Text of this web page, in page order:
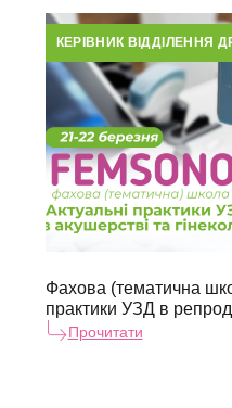
КЕРІВНИК ВІДДІЛЕННЯ
Фахова (тематична
практики УЗД в
Прочитати